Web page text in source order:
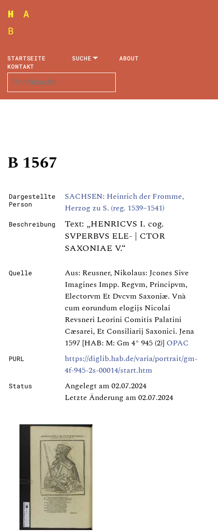
STARTSEITE SUCHE
ABOUT
KONTAKT
B 1567
Dargestellte
Person
SACHSEN: Heinrich der Fromme,
Herzog zu S. (reg. 1539–1541)
Beschreibung
Text: „HENRICVS I. cog.
SVPERBVS ELE- | CTOR
SAXONIAE V.“
Quelle
Aus: Reusner, Nikolaus: Jcones Sive
Imagines Impp. Regvm, Principvm,
Electorvm Et Dvcvm Saxoniæ. Vnà
cum eorundum elogijs Nicolai
Revsneri Leorini Comitis Palatini
Cæsarei, Et Consiliarij Saxonici. Jena
1597 [HAB: M: Gm 4° 945 (2)] OPAC
PURL
https://diglib.hab.de/varia/portrait/gm-
4f-945-2s-00014/start.htm
Status
Angelegt am 02.07.2024
Letzte Änderung am 02.07.2024